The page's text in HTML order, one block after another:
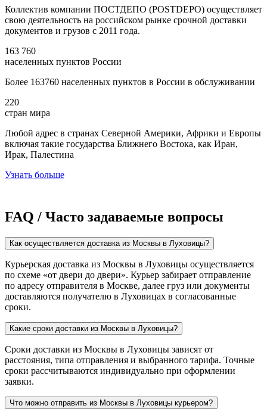
Коллектив компании ПОСТДЕПО (POSTDEPO) осуществляет
свою деятельность на российском рынке срочной доставки
документов и грузов с 2011 года.
163 760
населенных пунктов России
Более 163760 населенных пунктов в России в обслуживании
220
стран мира
Любой адрес в странах Северной Америки, Африки и Европы
включая такие государства Ближнего Востока, как Иран,
Ирак, Палестина
Узнать больше
FAQ / Часто задаваемые вопросы
Как осуществляется доставка из Москвы в Луховицы?
Курьерская доставка из Москвы в Луховицы осуществляется
по схеме «от двери до двери». Курьер забирает отправление
по адресу отправителя в Москве, далее груз или документы
доставляются получателю в Луховицах в согласованные
сроки.
Какие сроки доставки из Москвы в Луховицы?
Сроки доставки из Москвы в Луховицы зависят от
расстояния, типа отправления и выбранного тарифа. Точные
сроки рассчитываются индивидуально при оформлении
заявки.
Что можно отправить из Москвы в Луховицы курьером?